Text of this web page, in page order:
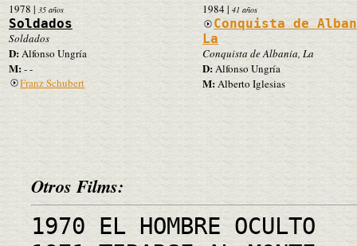
1978 | 35 años
Soldados
Soldados
D:Alfonso Ungría
M:- -
Franz Schubert
1984| 41 años
Conquista de
La
Conquista de Albania, La
D:Alfonso Ungría
M:Alberto Iglesias
Otros Films:
1970 EL HOMBRE OCULTO